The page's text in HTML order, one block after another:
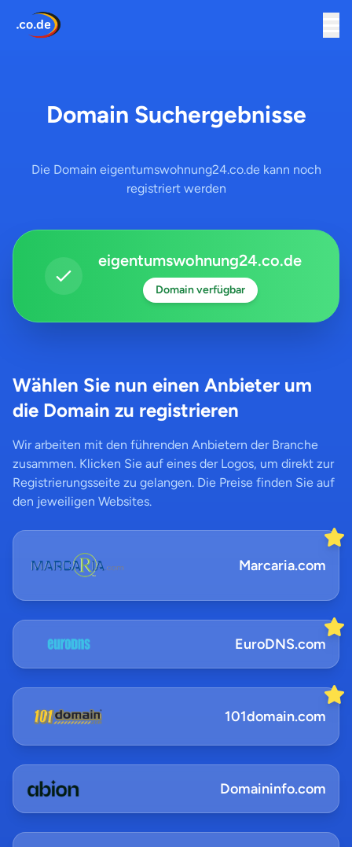
Domain Suchergebnisse
Die Domain eigentumswohnung24.co.de kann noch
registriert werden
eigentumswohnung24.co.de
Domain verfügbar
Wählen Sie nun einen Anbieter um
die Domain zu registrieren
Wir arbeiten mit den führenden Anbietern der Branche
zusammen. Klicken Sie auf eines der Logos, um direkt zur
Registrierungsseite zu gelangen. Die Preise finden Sie auf
den jeweiligen Websites.
Marcaria.com
EuroDNS.com
101domain.com
Domaininfo.com